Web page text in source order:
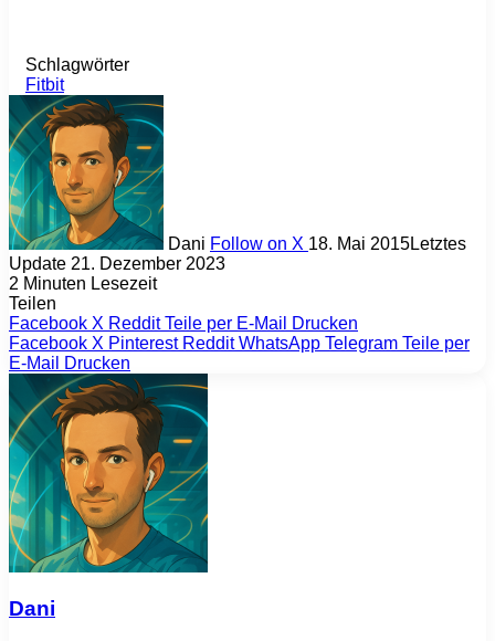
Schlagwörter
Fitbit
Dani Follow on X 18. Mai 2015Letztes
Update 21. Dezember 2023
2 Minuten Lesezeit
Teilen
Facebook X Reddit Teile per E-Mail
Drucken
Facebook X Pinterest Reddit WhatsApp Telegram Teile per
E-Mail
Drucken
Dani